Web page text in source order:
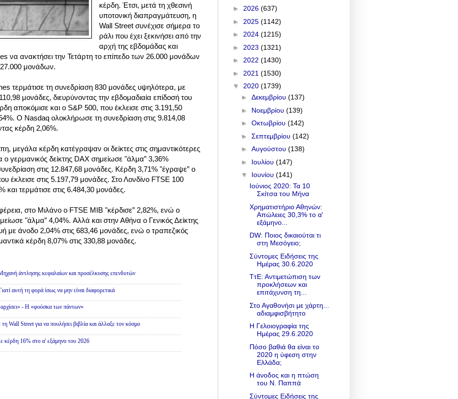
κέρδη. Έτσι, μετά τη χθεσινή
υποτονική διαπραγμάτευση, η
Wall Street συνέχισε σήμερα το
ράλι που έχει ξεκινήσει από την
αρχή της εβδομάδας και
να ανακτήσει την Τετάρτη το επίπεδο των 26.000 μονάδων
μονάδων.
τερμάτισε τη συνεδρίαση 830 μονάδες υψηλότερα, με
μονάδες, διευρύνοντας την εβδομαδιαία επίδοσή του
αποκόμισε και ο S&P 500, που έκλεισε στις 3.191,50
Ο Nasdaq ολοκλήρωσε τη συνεδρίαση στις 9.814,08
κέρδη 2,06%.
μεγάλα κέρδη κατέγραψαν οι δείκτες στις σημαντικότερες
ο γερμανικός δείκτης DAX σημείωσε "άλμα” 3,36%
στις 12.847,68 μονάδες. Κέρδη 3,71% "έγραψε” ο
έκλεισε στις 5.197,79 μονάδες. Στο Λονδίνο FTSE 100
και τερμάτισε στις 6.484,30 μονάδες.
στο Μιλάνο ο FTSE MIB "κέρδισε” 2,82%, ενώ ο
"άλμα” 4,04%. Αλλά και στην Αθήνα ο Γενικός Δείκτης
με άνοδο 2,04% στις 683,46 μονάδες, ενώ ο τραπεζικός
κέρδη 8,07% στις 330,88 μονάδες.
άντλησης κεφαλαίων και προσέλκυσης επενδυτών
αυτή τη φορά ίσως να μην είναι διαφορετικά
- Η «φούσκα των πάντων»
Wall Street για να πουλήσει βιβλία και άλλαξε τον κόσμο
κέρδη 16% στο α' εξάμηνο του 2026
► 2026 (637)
► 2025 (1142)
► 2024 (1215)
► 2023 (1321)
► 2022 (1430)
► 2021 (1530)
▼ 2020 (1739)
► Δεκεμβρίου (137)
► Νοεμβρίου (139)
► Οκτωβρίου (142)
► Σεπτεμβρίου (142)
► Αυγούστου (138)
► Ιουλίου (147)
▼ Ιουνίου (141)
Ιούνιος 2020: Τα 10
Σκίτσα του Μήνα
Χρηματιστήριο Αθηνών:
Απώλειες 30,3% το α'
εξάμηνο...
DW: Ποιος δικαιούται τι
στη Μεσόγειο;
Σύντομες Ειδήσεις της
Ημέρας 30.6.2020
ΤτΕ: Αντιμετώπιση των
προκλήσεων και
επιτάχυνση τη...
Στο Αγαθονήσι με χάρτη...
αδιαμφισβήτητο
Η Γελοιογραφία της
Ημέρας 29.6.2020
Πόσο βαθιά θα είναι το
2020 η ύφεση στην
Ελλάδα;
H άνοδος και η πτώση
του Ν. Παππά
Σύντομες Ειδήσεις της